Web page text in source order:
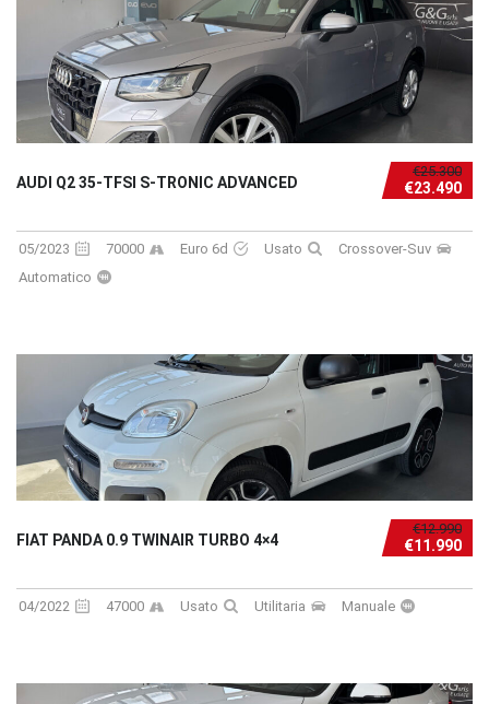
€25.300
€23.490
AUDI Q2 35-TFSI S-TRONIC ADVANCED
05/2023 70000 Euro 6d Usato
Crossover-Suv
Automatico
€12.990
€11.990
FIAT PANDA 0.9 TWINAIR TURBO 4×4
04/2022 47000 Usato Utilitaria Manuale